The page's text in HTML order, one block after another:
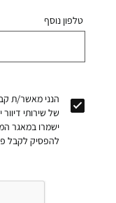
טלפון נוסף
הנני מאשר/ת
ישמרו במאגר
להפסיק לקבל